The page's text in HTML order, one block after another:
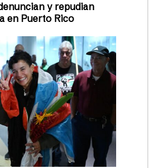
y repudian
en Puerto Rico